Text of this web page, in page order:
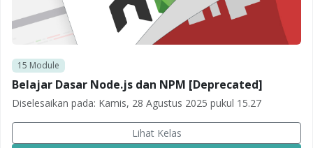
15 Module
Belajar Dasar Node.js dan NPM [Deprecated]
Diselesaikan pada: Kamis, 28 Agustus 2025 pukul 15.27
Lihat Kelas